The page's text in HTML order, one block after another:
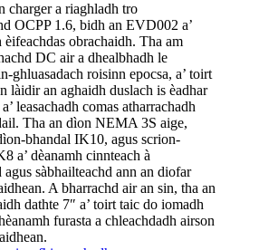
charger a riaghladh tro
OCPP 1.6, bidh an EVD002 a’
èifeachdas obrachaidh. Tha am
DC air a dhealbhadh le
ghluasadach roisinn epocsa, a’ toirt
làidir an aghaidh duslach is èadhar
leasachadh comas atharrachadh
Tha an dìon NEMA 3S aige,
bhandal IK10, agus scrion-
a’ dèanamh cinnteach à
agus sàbhailteachd ann an diofar
A bharrachd air an sin, tha an
dathte 7″ a’ toirt taic do iomadh
furasta a chleachdadh airson